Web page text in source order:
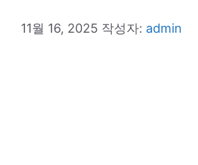
11월 16, 2025 작성자: admin